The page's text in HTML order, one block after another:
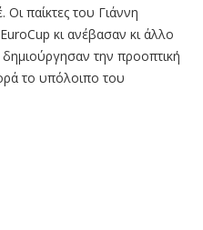
Οι παίκτες του Γιάννη
κι ανέβασαν κι άλλο
την προοπτική
το υπόλοιπο του